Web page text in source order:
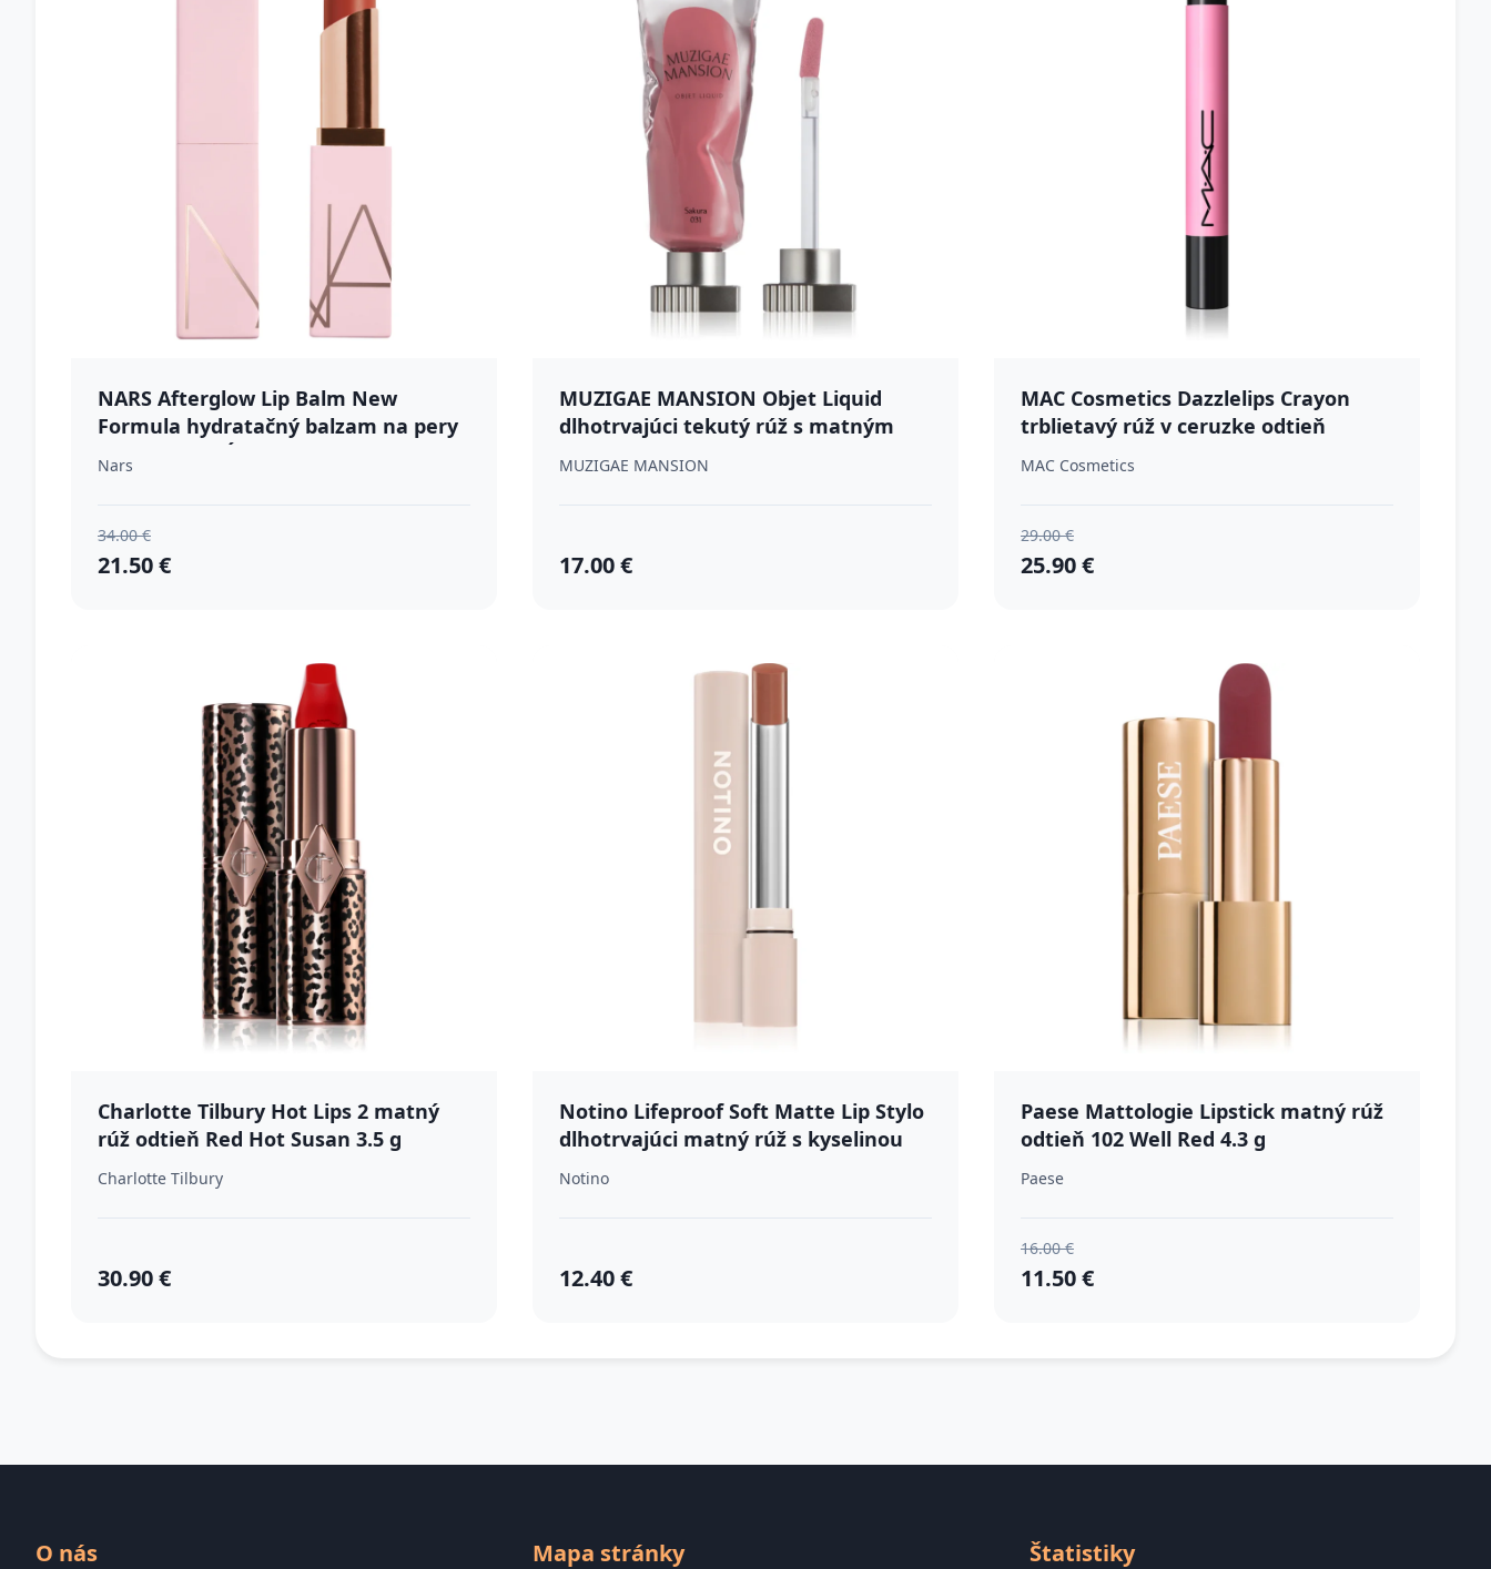
NARS Afterglow Lip Balm New
Formula hydratačný balzam na pery
odtieň ARAGÓN 3 g
Nars
34.00 €
21.50 €
MUZIGAE MANSION Objet Liquid
dlhotrvajúci tekutý rúž s matným
efektom odtieň 031 Sakura 6 ml
MUZIGAE MANSION
17.00 €
MAC Cosmetics Dazzlelips Crayon
trblietavý rúž v ceruzke odtieň
Spaced Out 1.5 g
MAC Cosmetics
29.00 €
25.90 €
Charlotte Tilbury Hot Lips 2 matný
rúž odtieň Red Hot Susan 3.5 g
Charlotte Tilbury
30.90 €
Notino Lifeproof Soft Matte Lip Stylo
dlhotrvajúci matný rúž s kyselinou
hyalurónovou 140 Cozy 2 g
Notino
12.40 €
Paese Mattologie Lipstick matný rúž
odtieň 102 Well Red 4.3 g
Paese
16.00 €
11.50 €
O nás Mapa stránky Štatistiky